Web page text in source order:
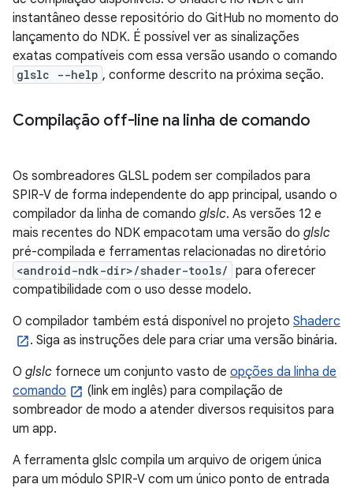
instantâneo desse repositório do GitHub no momento do
lançamento do NDK. É possível ver as sinalizações
exatas compatíveis com essa versão usando o comando
glslc --help , conforme descrito na próxima seção.
Compilação off-line na linha de comando
Os sombreadores GLSL podem ser compilados para
SPIR-V de forma independente do app principal, usando o
compilador da linha de comando glslc. As versões 12 e
mais recentes do NDK empacotam uma versão do glslc
pré-compilada e ferramentas relacionadas no diretório
<android-ndk-dir>/shader-tools/ para oferecer
compatibilidade com o uso desse modelo.
O compilador também está disponível no projeto Shaderc
. Siga as instruções dele para criar uma versão binária.
O glslc fornece um conjunto vasto de opções da linha de
comando
(link em inglês) para compilação de
sombreador de modo a atender diversos requisitos para
um app.
A ferramenta glslc compila um arquivo de origem única
para um módulo SPIR-V com um único ponto de entrada